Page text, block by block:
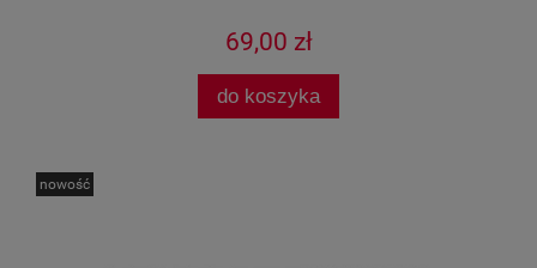
69,00 zł
do koszyka
nowość